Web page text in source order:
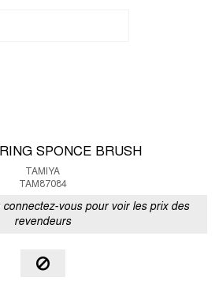
SPONCE BRUSH
TAMIYA
TAM87084
connectez-vous pour voir les prix des
revendeurs